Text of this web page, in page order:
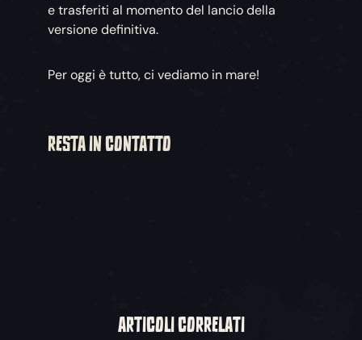
e trasferiti al momento del lancio della
versione definitiva.
Per oggi è tutto, ci vediamo in mare!
RESTA IN CONTATTO
ARTICOLI CORRELATI